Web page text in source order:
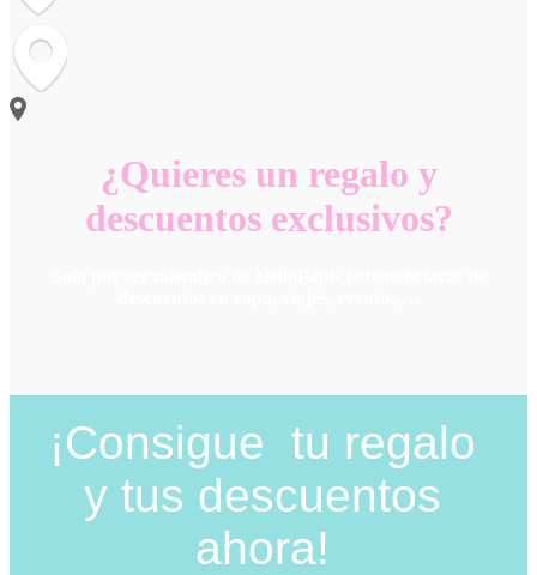
¿Quieres un regalo y
descuentos exclusivos?
¡Consigue tu regalo
y tus descuentos
ahora!